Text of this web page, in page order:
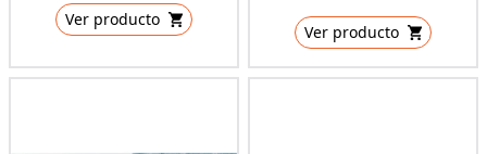
Ver producto
Ver producto